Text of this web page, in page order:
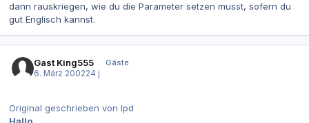
dann rauskriegen, wie du die Parameter setzen musst, sofern du
gut Englisch kannst.
Gast King555
Gäste
6. März 200224 j
Original geschrieben von lpd